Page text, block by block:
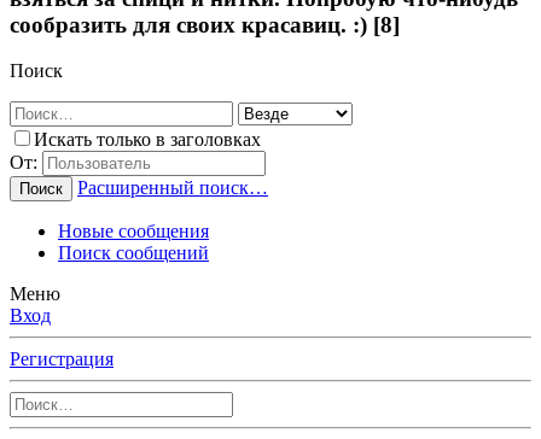
сообразить для своих красавиц. :) [8]
Поиск
Искать только в заголовках
От:
Поиск Расширенный поиск…
Новые сообщения
Поиск сообщений
Меню
Вход
Регистрация